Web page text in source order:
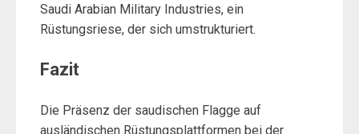
Saudi Arabian Military Industries, ein
Rüstungsriese, der sich umstrukturiert.
Fazit
Die Präsenz der saudischen Flagge auf
ausländischen Rüstungsplattformen bei der